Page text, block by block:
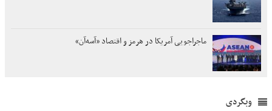
ماجراجویی آمریکا در هرمز و اقتصاد «آسه‌آن»
وبگردی